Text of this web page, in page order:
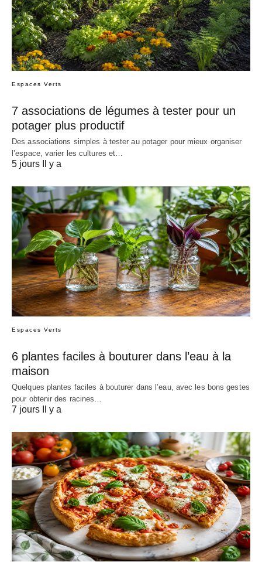
Espaces Verts
7 associations de légumes à tester pour un
potager plus productif
Des associations simples à tester au potager pour mieux organiser
l’espace, varier les cultures et…
5 jours Il y a
Espaces Verts
6 plantes faciles à bouturer dans l’eau à la
maison
Quelques plantes faciles à bouturer dans l’eau, avec les bons gestes
pour obtenir des racines…
7 jours Il y a